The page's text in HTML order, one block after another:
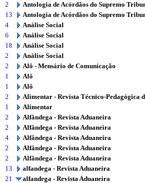
2
Antologia de Acórdãos do Supremo
13
Antologia de Acórdãos do Supremo
4
Análise Social
6
Análise Social
18
Análise Social
2
Análise Social
2
Alô - Mensário de Comunicação
1
Alô
1
Alô
2
Alimentar - Revista Técnico-Pedagógica
1
Alimentar
2
Alfândega - Revista Aduaneira
2
Alfândega - Revista Aduaneira
4
Alfândega - Revista Aduaneira
2
Alfândega - Revista Aduaneira
2
Alfândega - Revista Aduaneira
13
alfandega - Revista Aduaneira
21
alfandega - Revista Aduaneira